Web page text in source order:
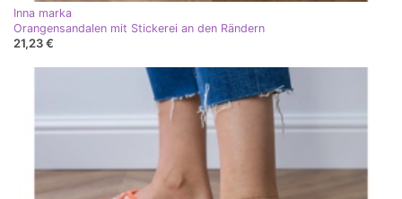
Inna marka
Orangensandalen mit Stickerei an den Rändern
21,23 €